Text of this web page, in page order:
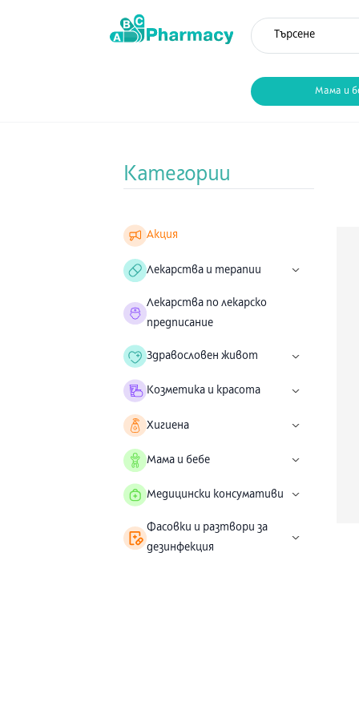
Мама и
Категории
Акция
Лекарства и терапии
Лекарства по лекарско
предписание
Здравословен живот
Козметика и красота
Хигиена
Мама и бебе
Медицински консумативи
Фасовки и разтвори за
дезинфекция